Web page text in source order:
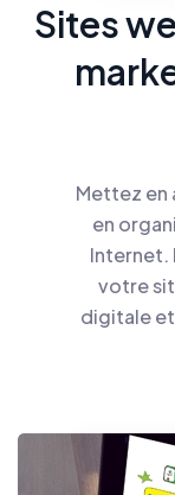
Sites
Mettez en
en
Internet.
votre
digitale et